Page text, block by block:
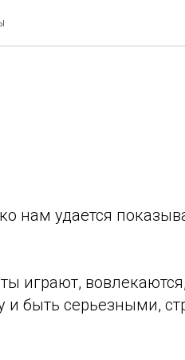
нам удается
играют, вовлекаются,
и быть серьезными,